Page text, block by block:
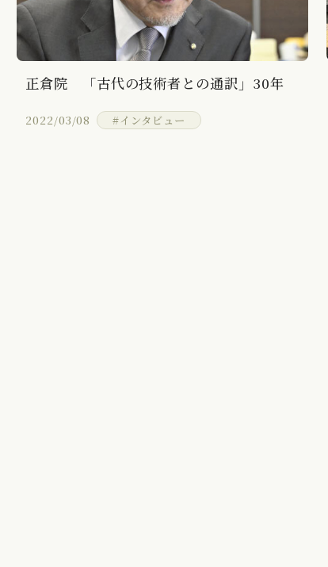
正倉院 「古代の技術者との通訳」30年
2022/03/08 #インタビュー